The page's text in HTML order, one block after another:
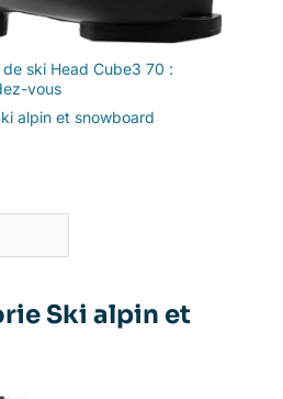
ski Head Cube3 70 :
vous
alpin et snowboard
Ski alpin et